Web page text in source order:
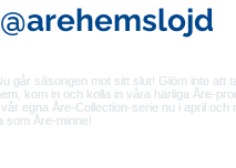
@arehemslojd